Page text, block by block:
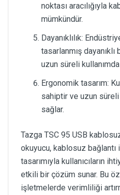
noktası aracılığıyla
mümkündür.
Dayanıklılık:
tasarlanmış
uzun süreli kullanımda
Ergonomik tasarım:
sahiptir ve uzun
sağlar.
Tazga TSC 95 USB
okuyucu, kablosuz bağlantı
tasarımıyla kullanıcıların
etkili bir çözüm sunar. Bu
işletmelerde verimliliği